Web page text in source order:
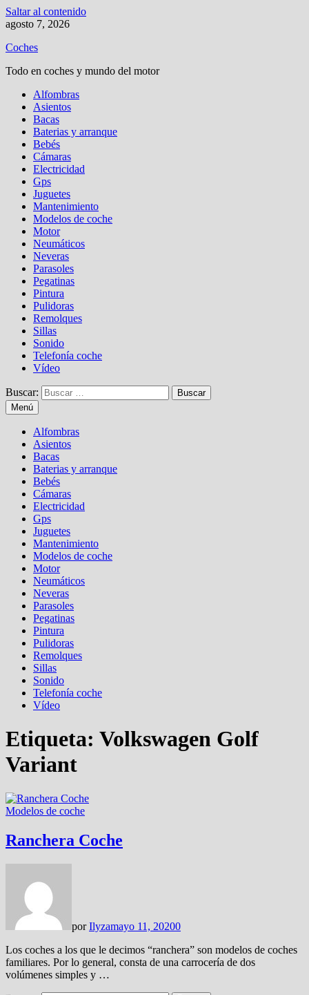
Saltar al contenido
agosto 7, 2026
Coches
Todo en coches y mundo del motor
Alfombras
Asientos
Bacas
Baterias y arranque
Bebés
Cámaras
Electricidad
Gps
Juguetes
Mantenimiento
Modelos de coche
Motor
Neumáticos
Neveras
Parasoles
Pegatinas
Pintura
Pulidoras
Remolques
Sillas
Sonido
Telefonía coche
Vídeo
Buscar:
Menú
Alfombras
Asientos
Bacas
Baterias y arranque
Bebés
Cámaras
Electricidad
Gps
Juguetes
Mantenimiento
Modelos de coche
Motor
Neumáticos
Neveras
Parasoles
Pegatinas
Pintura
Pulidoras
Remolques
Sillas
Sonido
Telefonía coche
Vídeo
Etiqueta: Volkswagen Golf
Variant
Modelos de coche
Ranchera Coche
porIlyzamayo 11, 20200
Los coches a los que le decimos “ranchera” son modelos de coches
familiares. Por lo general, consta de una carrocería de dos
volúmenes simples y …